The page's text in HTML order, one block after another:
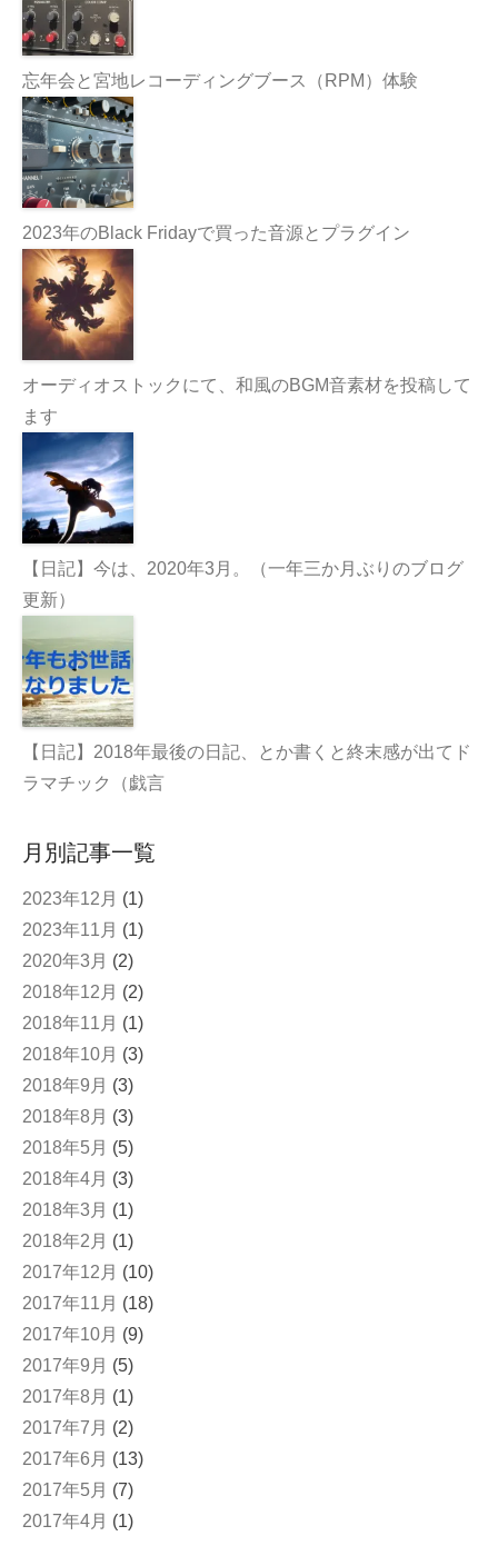
忘年会と宮地レコーディングブース（RPM）体験
2023年のBlack Fridayで買った音源とプラグイン
オーディオストックにて、和風のBGM音素材を投稿して
ます
【日記】今は、2020年3月。（一年三か月ぶりのブログ
更新）
【日記】2018年最後の日記、とか書くと終末感が出てド
ラマチック（戯言
月別記事一覧
2023年12月 (1)
2023年11月 (1)
2020年3月 (2)
2018年12月 (2)
2018年11月 (1)
2018年10月 (3)
2018年9月 (3)
2018年8月 (3)
2018年5月 (5)
2018年4月 (3)
2018年3月 (1)
2018年2月 (1)
2017年12月 (10)
2017年11月 (18)
2017年10月 (9)
2017年9月 (5)
2017年8月 (1)
2017年7月 (2)
2017年6月 (13)
2017年5月 (7)
2017年4月 (1)